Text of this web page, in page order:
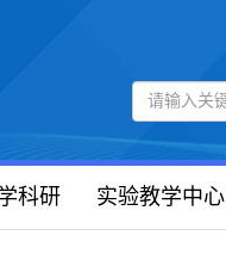
科研 实验教学中心